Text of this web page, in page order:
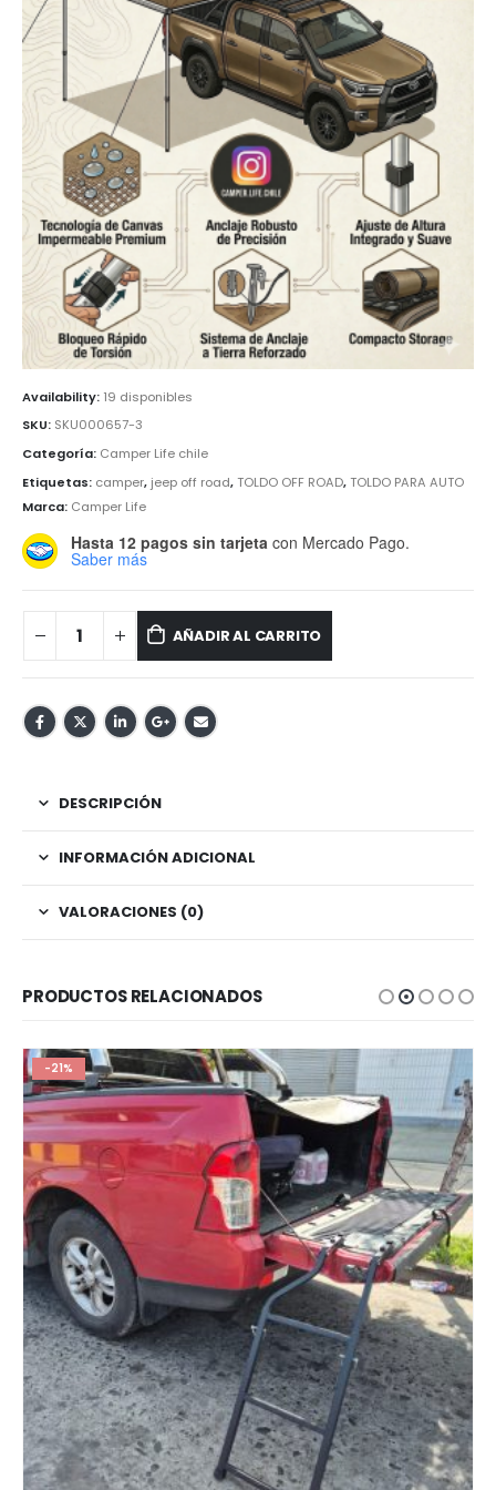
Availability: 19 disponibles
SKU: SKU000657-3
Categoría: Camper Life chile
Etiquetas: camper, jeep off road,TOLDO OFF ROAD,TOLDO PARA AUTO
Marca: Camper Life
Hasta 12 pagos sin tarjeta con Mercado Pago.
Saber más
AÑADIR AL CARRITO
DESCRIPCIÓN
INFORMACIÓN ADICIONAL
VALORACIONES (0)
PRODUCTOS RELACIONADOS
-21%